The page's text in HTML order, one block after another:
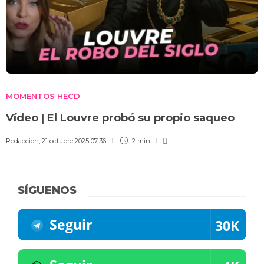
MOMENTOS HECD
Vídeo | El Louvre probó su propio saqueo
Redaccion 21 octubre 2025 07:36 2 min
SÍGUENOS
Seguir 30K